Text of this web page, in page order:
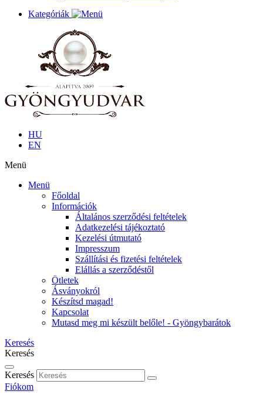
Kategóriák
HU
EN
Menü
Menü
Főoldal
Információk
Általános szerződési feltételek
Adatkezelési tájékoztató
Kezelési útmutató
Impresszum
Szállítási és fizetési feltételek
Elállás a szerződéstől
Ötletek
Ásványokról
Készítsd magad!
Kapcsolat
Mutasd meg mi készült belőle! - Gyöngybarátok
Keresés
Keresés
Keresés
Fiókom